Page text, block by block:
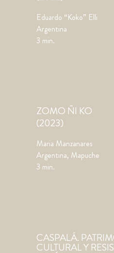
Eduardo “Koko” Elli
Argentina
3 min.
ZOMO ÑI KO
(2023)
Maria Manzanares
Argentina, Mapuche
3 min.
CASPALÁ.
CULTURAL Y